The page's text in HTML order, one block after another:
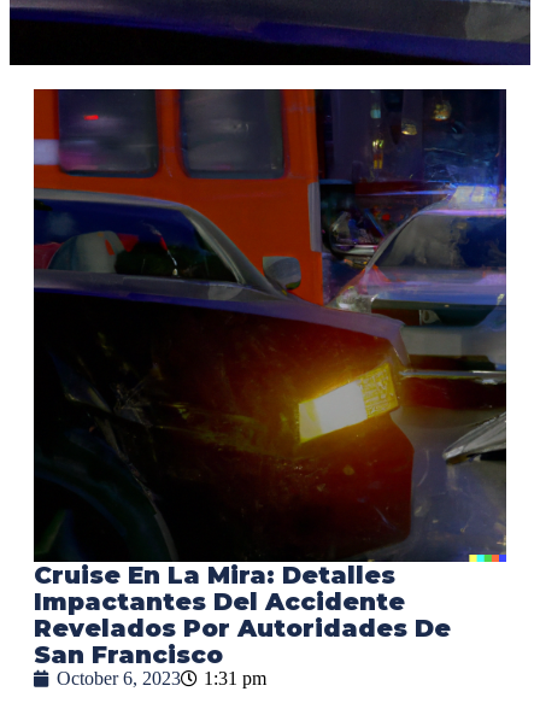
Cruise En La Mira: Detalles
Impactantes Del Accidente
Revelados Por Autoridades De
San Francisco
October 6, 2023 1:31 pm